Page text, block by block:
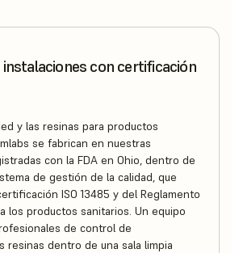
instalaciones con certificación
y las resinas para productos
se fabrican en nuestras
con la FDA en Ohio, dentro de
de gestión de la calidad, que
ISO 13485 y del Reglamento
los productos sanitarios. Un equipo
de control de
resinas dentro de una sala limpia